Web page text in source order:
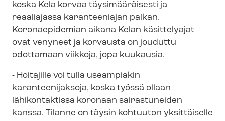
koska Kela korvaa täysimääräisesti ja
reaaliajassa karanteeniajan palkan.
Koronaepidemian aikana Kelan käsittelyajat
ovat venyneet ja korvausta on jouduttu
odottamaan viikkoja, jopa kuukausia.
- Hoitajille voi tulla useampiakin
karanteenijaksoja, koska työssä ollaan
lähikontaktissa koronaan sairastuneiden
kanssa. Tilanne on täysin kohtuuton yksittäiselle